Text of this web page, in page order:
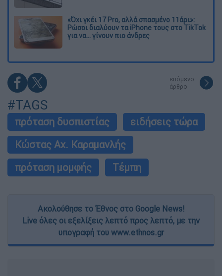
«Όχι γκέι 17 Pro, αλλά σπασμένο 11άρι»:
Ρώσοι διαλύουν τα iPhone τους στο TikTok
για να... γίνουν πιο άνδρες
επόμενο
άρθρο
#TAGS
πρόταση δυσπιστίας
ειδήσεις τώρα
Κώστας Αχ. Καραμανλής
πρόταση μομφής
Τέμπη
Ακολούθησε το Έθνος στο Google News!
Live όλες οι εξελίξεις λεπτό προς λεπτό, με την
υπογραφή του www.ethnos.gr